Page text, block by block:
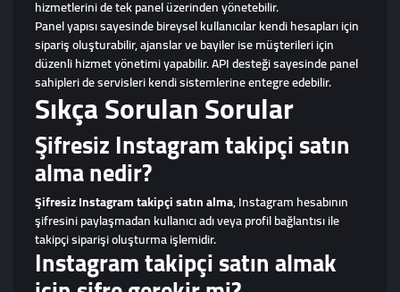
hizmetlerini de tek panel üzerinden yönetebilir.
Panel yapısı sayesinde bireysel kullanıcılar kendi hesapları için
sipariş oluşturabilir, ajanslar ve bayiler ise müşterileri için
düzenli hizmet yönetimi yapabilir. API desteği sayesinde panel
sahipleri de servisleri kendi sistemlerine entegre edebilir.
Sıkça Sorulan Sorular
Şifresiz Instagram takipçi satın
alma nedir?
Şifresiz Instagram takipçi satın alma, Instagram hesabının
şifresini paylaşmadan kullanıcı adı veya profil bağlantısı ile
takipçi siparişi oluşturma işlemidir.
Instagram takipçi satın almak